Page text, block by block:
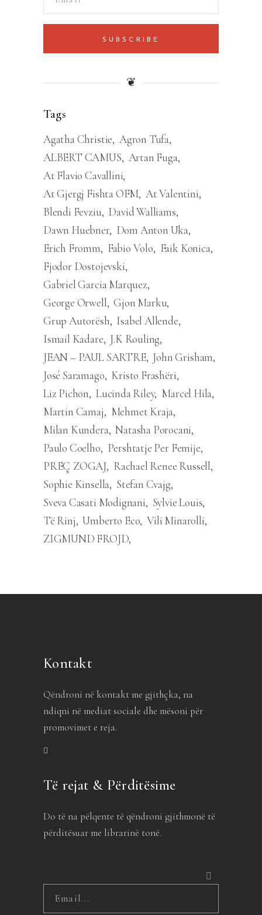
SUBSCRIBE
❦
Tags
Agatha Christie Agron Tufa
ALBERT CAMUS Artan Fuga
At Flavio Cavallini
At Gjergj Fishta OFM At Valentini
Blendi Fevziu David Walliams
Dawn Huebner Dom Anton Uka
Erich Fromm
Fabio Volo
Faik Konica
Fjodor Dostojevski
Gabriel Garcia Marquez
George Orwell Gjon Marku
Grup Autorësh Isabel Allende
Ismail Kadare J.K Rouling
JEAN – PAUL SARTRE John Grisham
José Saramago Kristo Frashëri
Liz Pichon Lucinda Riley Marcel Hila
Martin Camaj
Mehmet Kraja
Milan Kundera Natasha Porocani
Paulo Coelho
Pershtatje Per Femije
PREÇ ZOGAJ
Rachael Renee Russell
Sophie Kinsella Stefan Cvajg
Sveva Casati Modignani
Sylvie Louis
Të Rinj Umberto Eco Vili Minarolli
ZIGMUND FROJD
Kontakt
Qëndroni në kontakt me gjithçka, na
ndiqni në mediat sociale dhe mësoni për
promovimet e reja.
Të rejat & Përditësime
Do të na pëlqente të qëndroni gjithmonë të
përditësuar me librarinë tonë.